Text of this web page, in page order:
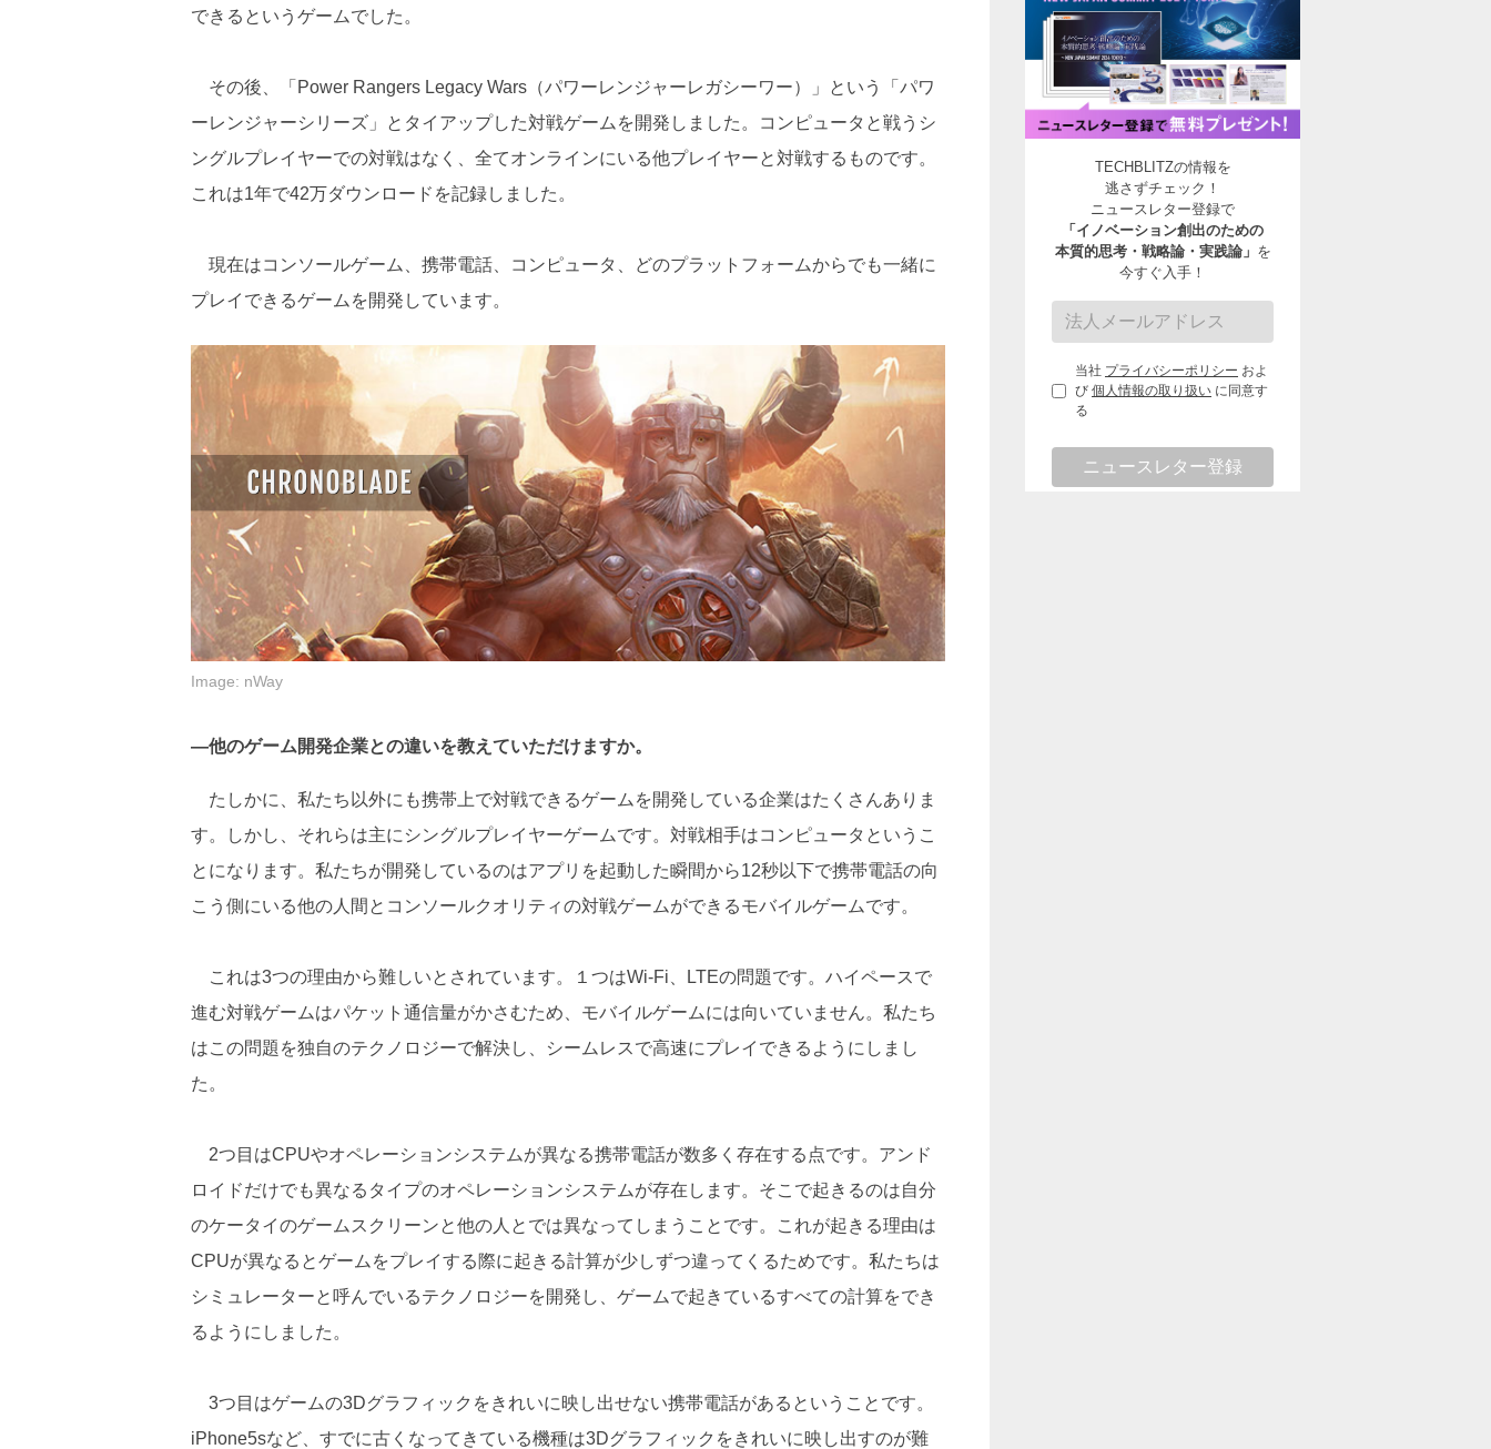
できるというゲームでした。
その後、「Power Rangers Legacy Wars（パワーレンジャーレガシーワー）」という「パワ
ーレンジャーシリーズ」とタイアップした対戦ゲームを開発しました。コンピュータと戦うシ
ングルプレイヤーでの対戦はなく、全てオンラインにいる他プレイヤーと対戦するものです。
これは1年で42万ダウンロードを記録しました。
現在はコンソールゲーム、携帯電話、コンピュータ、どのプラットフォームからでも一緒に
プレイできるゲームを開発しています。
Image: nWay
―他のゲーム開発企業との違いを教えていただけますか。
たしかに、私たち以外にも携帯上で対戦できるゲームを開発している企業はたくさんありま
す。しかし、それらは主にシングルプレイヤーゲームです。対戦相手はコンピュータというこ
とになります。私たちが開発しているのはアプリを起動した瞬間から12秒以下で携帯電話の向
こう側にいる他の人間とコンソールクオリティの対戦ゲームができるモバイルゲームです。
これは3つの理由から難しいとされています。１つはWi-Fi、LTEの問題です。ハイペースで
進む対戦ゲームはパケット通信量がかさむため、モバイルゲームには向いていません。私たち
はこの問題を独自のテクノロジーで解決し、シームレスで高速にプレイできるようにしまし
た。
2つ目はCPUやオペレーションシステムが異なる携帯電話が数多く存在する点です。アンド
ロイドだけでも異なるタイプのオペレーションシステムが存在します。そこで起きるのは自分
のケータイのゲームスクリーンと他の人とでは異なってしまうことです。これが起きる理由は
CPUが異なるとゲームをプレイする際に起きる計算が少しずつ違ってくるためです。私たちは
シミュレーターと呼んでいるテクノロジーを開発し、ゲームで起きているすべての計算をでき
るようにしました。
3つ目はゲームの3Dグラフィックをきれいに映し出せない携帯電話があるということです。
iPhone5sなど、すでに古くなってきている機種は3Dグラフィックをきれいに映し出すのが難
TECHBLITZの情報を
逃さずチェック！
ニュースレター登録で
「イノベーション創出のための
本質的思考・戦略論・実践論」 を
今すぐ入手！
当社 プライバシーポリシー およ
び 個人情報の取り扱い に同意す
る